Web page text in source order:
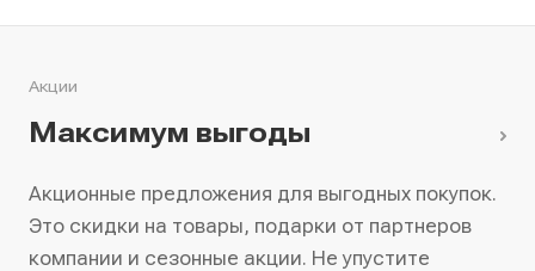
Акции
Максимум выгоды
Акционные предложения для выгодных покупок.
Это скидки на товары, подарки от партнеров
компании и сезонные акции. Не упустите